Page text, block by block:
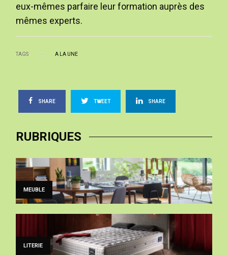
eux-mêmes parfaire leur formation auprès des
mêmes experts.
TAGS A LA UNE
SHARE TWEET SHARE
RUBRIQUES
MEUBLE
LITERIE